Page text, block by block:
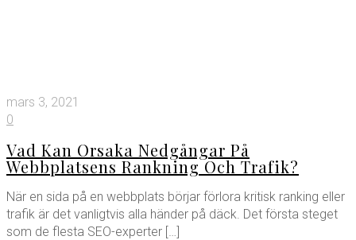
mars 3, 2021
0
Vad Kan Orsaka Nedgångar På
Webbplatsens Rankning Och Trafik?
När en sida på en webbplats börjar förlora kritisk ranking eller
trafik är det vanligtvis alla händer på däck. Det första steget
som de flesta SEO-experter […]